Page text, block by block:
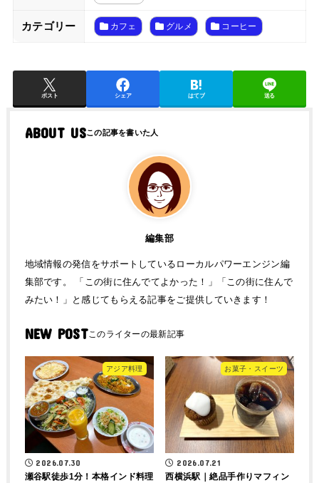
カテゴリー カフェ グルメ コーヒー
ポスト シェア はてブ 送る
ABOUT US
編集部
地域情報の発信をサポートしているローカルパワーエンジン編
集部です。 「この街に住んでてよかった！」「この街に住んで
みたい！」と感じてもらえる記事をご提供していきます！
NEW POST
アジア料理
2026.07.30
瀬谷駅徒歩1分！本格インド料理
お菓子・スイーツ
2026.07.21
西横浜駅｜絶品手作りマフィン